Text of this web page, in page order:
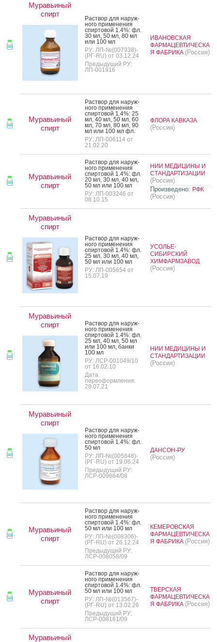
Муравьиный
спирт
Рас­твор для на­руж­
но­го при­мене­ния
спир­то­вой 1.4%: фл.
30 мл, 50 мл, 80 мл
или 100 мл
РУ: ЛП-№(007938)-
(РГ-RU) от 03.12.24
Предыдущий РУ:
ЛП-001916
ИВАНОВСКАЯ
ФАРМАЦЕВТИЧЕСКА
Я ФАБРИКА (Россия)
Муравьиный
спирт
Рас­твор для на­руж­
но­го при­мене­ния
спир­то­вой 1.4%: 25
мл, 40 мл, 50 мл, 60
мл, 70 мл, 80 мл, 90
мл или 100 мл фл.
РУ: ЛП-006114 от
21.02.20
ФЛОРА КАВКАЗА
(Россия)
Муравьиный
спирт
Рас­твор для на­руж­
но­го при­мене­ния
спир­то­вой 1.4%: фл.
20 мл, 30 мл, 40 мл,
50 мл или 100 мл
РУ: ЛП-003246 от
08.10.15
НИИ МЕДИЦИНЫ И
СТАНДАРТИЗАЦИИ
(Россия)
Произведено: РФК
(Россия)
Муравьиный
спирт
Рас­твор для на­руж­
но­го при­мене­ния
спир­то­вой 1.4%: фл.
25 мл, 30 мл, 40 мл,
50 мл или 100 мл
РУ: ЛП-005654 от
15.07.19
УСОЛЬЕ-
СИБИРСКИЙ
ХИМФАРМЗАВОД
(Россия)
Муравьиный
спирт
Рас­твор для на­руж­
но­го при­мене­ния
спир­то­вой 1.4%: фл.
25 мл, 40 мл, 50 мл
или 100 мл, бан­ки
100 мл
РУ: ЛСР-001049/10
от 16.02.10
Дата
переоформления:
28.07.21
НИИ МЕДИЦИНЫ И
СТАНДАРТИЗАЦИИ
(Россия)
Муравьиный
спирт
Рас­твор для на­руж­
но­го при­мене­ния
спир­то­вой 1.4%: фл.
50 мл
РУ: ЛП-№(005848)-
(РГ-RU) от 19.06.24
Предыдущий РУ:
ЛСР-009664/08
ДАНСОН-РУ
(Россия)
Муравьиный
спирт
Рас­твор для на­руж­
но­го при­мене­ния
спир­то­вой 1.4%: фл.
50 мл или 100 мл
РУ: ЛП-№(008306)-
(РГ-RU) от 26.12.24
Предыдущий РУ:
ЛСР-008058/09
КЕМЕРОВСКАЯ
ФАРМАЦЕВТИЧЕСКА
Я ФАБРИКА (Россия)
Муравьиный
спирт
Рас­твор для на­руж­
но­го при­мене­ния
спир­то­вой 1.4%: фл.
50 мл или 100 мл
РУ: ЛП-№(013567)-
(РГ-RU) от 13.02.26
Предыдущий РУ:
ЛСР-008161/09
ТВЕРСКАЯ
ФАРМАЦЕВТИЧЕСКА
Я ФАБРИКА (Россия)
Муравьиный